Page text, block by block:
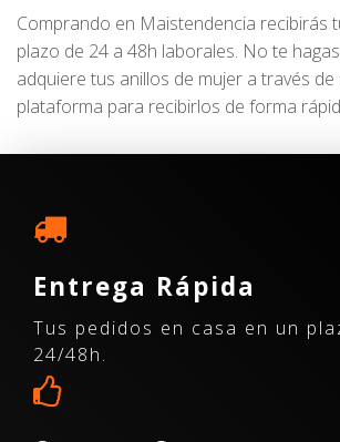
Comprando en Maistendencia recibirás
plazo de 24 a 48h laborales. No te
adquiere tus anillos de mujer a través
plataforma para recibirlos de forma
Entrega Rápida
Tus pedidos en casa en un
24/48h.